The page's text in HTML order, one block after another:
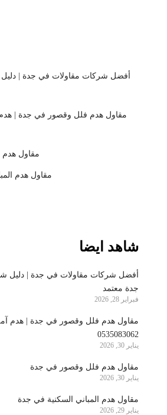
أفضل شركات مقاولات في جدة | دليل
مقاول هدم فلل وقصور في جدة |
مقاول
مقاول هدم
شاهد ايضا
أفضل شركات مقاولات في جدة | دليل
جدة معتمد
فبراير 28, 2026
مقاول هدم فلل وقصور في جدة | هدم
0535083062
يناير 30, 2026
مقاول هدم فلل وقصور في جدة
يناير 30, 2026
مقاول هدم المباني السكنية في جدة
يناير 29, 2026